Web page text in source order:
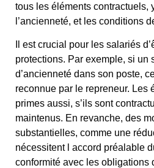
tous les éléments contractuels,
l’ancienneté, et les conditions
Il est crucial pour les salariés
protections. Par exemple, si un
d’ancienneté dans son poste,
reconnue par le repreneur. Les
primes aussi, s’ils sont
maintenus. En revanche, des
substantielles, comme une
nécessitent l accord préalable
conformité avec les obligations